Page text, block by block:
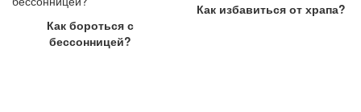
Как бороться с
бессонницей?
Как избавиться от храпа?